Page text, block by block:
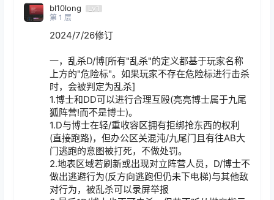
bl10long
Lv1
第 1 层
2024/7/26修订
一，乱杀D/博[所有"乱杀"的定义都基于玩家名称
上方的"危险标"。如果玩家不存在危险标进行击杀
时，会被判定为乱杀]
1.博士和DD可以进行合理互殴(亮亮博士属于九尾
狐阵营!而不是博士)。
1.D与博士在轻/重收容区拥有拒绑抢东西的权利
(直接跑路)，但办公区关混沌/九尾门且有往AB大
门逃跑的意图被打死，不做处罚。
2.地表区域若刷新或出现对立阵营人员，D/博士不
做出逃避行为(反方向逃跑但仍未下电梯)与其他敌
对行为，被乱杀可以录屏举报